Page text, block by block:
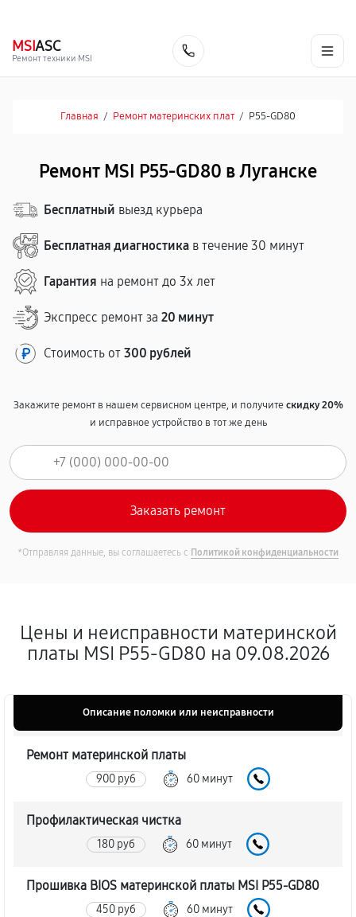
MSIASC
Ремонт техники MSI
Главная / Ремонт материнских плат / P55-GD80
Ремонт MSI P55-GD80 в Луганске
Бесплатный выезд курьера
Бесплатная диагностика в течение 30 минут
Гарантия на ремонт до 3х лет
Экспресс ремонт за 20 минут
Стоимость от 300 рублей
Закажите ремонт в нашем сервисном центре, и получитескидку 20%
и исправное устройство в тот же день
*Отправляя данные, вы соглашаетесь с Политикой конфиденциальности
Цены и неисправности материнской
платы MSI P55-GD80 на 09.08.2026
Описание поломки или неисправности
Ремонт материнской платы
900 руб 60 минут
Профилактическая чистка
180 руб 60 минут
Прошивка BIOS материнской платы MSI P55-GD80
450 руб 60 минут